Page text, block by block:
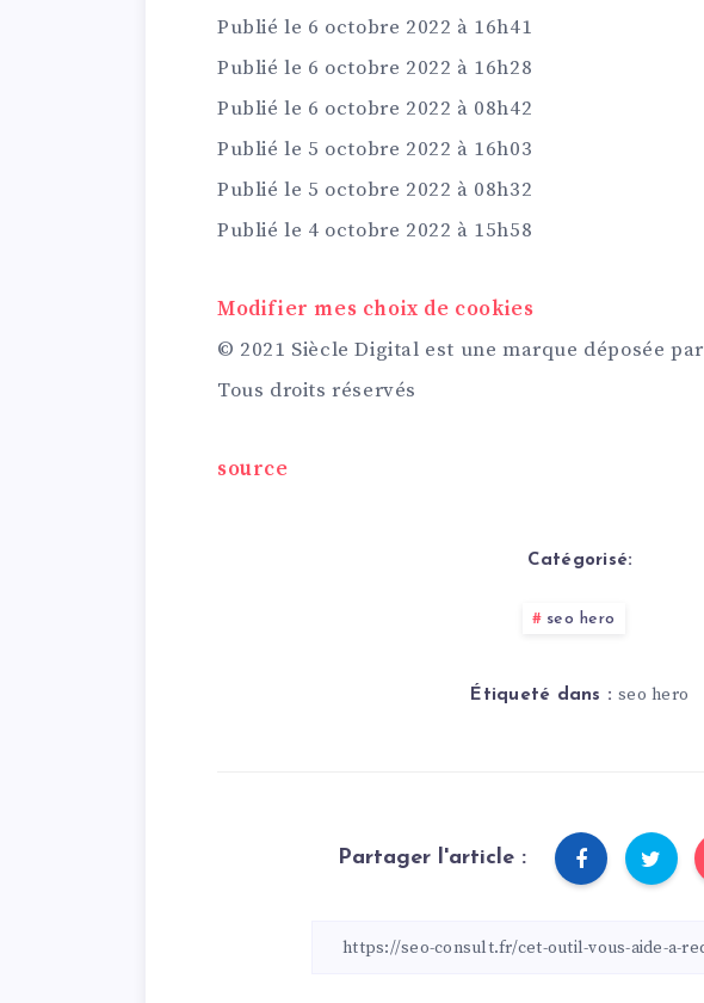
Publié le 6 octobre 2022 à 16h41
Publié le 6 octobre 2022 à 16h28
Publié le 6 octobre 2022 à 08h42
Publié le 5 octobre 2022 à 16h03
Publié le 5 octobre 2022 à 08h32
Publié le 4 octobre 2022 à 15h58
Modifier mes choix de cookies
© 2021 Siècle Digital est une marque déposée par
Tous droits réservés
source
Catégorisé:
seo hero
Étiqueté dans : seo hero
Partager l'article :